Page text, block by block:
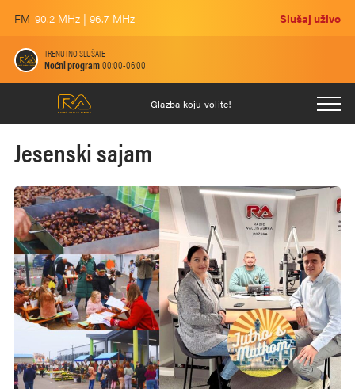
FM 90.2 MHz | 96.7 MHz Slušaj uživo
TRENUTNO SLUŠATE
Noćni program00:00-06:00
Glazba koju volite!
Jesenski sajam